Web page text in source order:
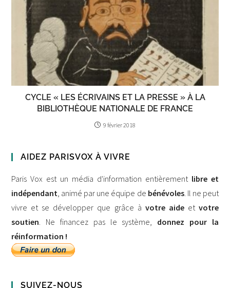
CYCLE « LES ÉCRIVAINS ET LA PRESSE » À LA
BIBLIOTHÈQUE NATIONALE DE FRANCE
9 février 2018
AIDEZ PARISVOX À VIVRE
Paris Vox est un média d'information entièrement libre et
indépendant, animé par une équipe de bénévoles. Il ne peut
vivre et se développer que grâce à votre aideet votre
soutien. Ne financez pas le système, donnez pour la
réinformation !
SUIVEZ-NOUS